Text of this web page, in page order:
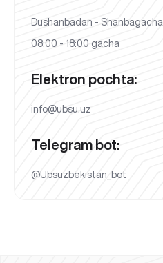
Dushanbadan - Shanbagacha
08:00 - 18:00 gacha
Elektron pochta:
info@ubsu.uz
Telegram bot:
@Ubsuzbekistan_bot